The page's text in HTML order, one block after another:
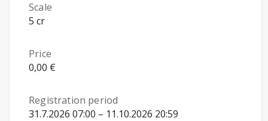
Scale
5 cr
Price
0,00 €
Registration period
31.7.2026 07:00 – 11.10.2026 20:59